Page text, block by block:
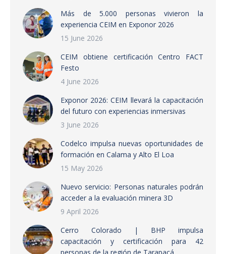
Más de 5.000 personas vivieron la
experiencia CEIM en Exponor 2026
15 June 2026
CEIM obtiene certificación Centro FACT
Festo
4 June 2026
Exponor 2026: CEIM llevará la capacitación
del futuro con experiencias inmersivas
3 June 2026
Codelco impulsa nuevas oportunidades de
formación en Calama y Alto El Loa
15 May 2026
Nuevo servicio: Personas naturales podrán
acceder a la evaluación minera 3D
9 April 2026
Cerro Colorado | BHP impulsa
capacitación y certificación para 42